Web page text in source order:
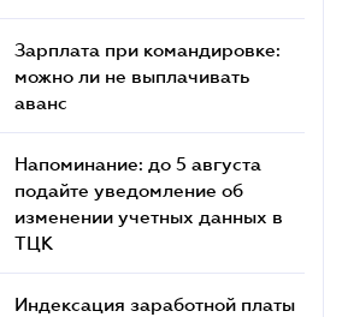
Зарплата при командировке:
можно ли не выплачивать
аванс
Напоминание: до 5 августа
подайте уведомление об
изменении учетных данных в
ТЦК
Индексация заработной платы